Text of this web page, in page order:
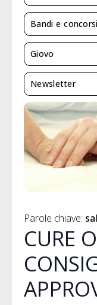
Parole chiave:
CURE
Bandi e concorsi
Giovo
Newsletter